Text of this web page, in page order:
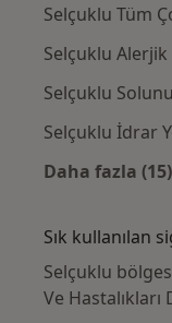
Selçuklu Tüm
Selçuklu Alerjik
Selçuklu
Selçuklu İdrar
Daha fazla (15)
Sık kullanılan
Selçuklu
Ve